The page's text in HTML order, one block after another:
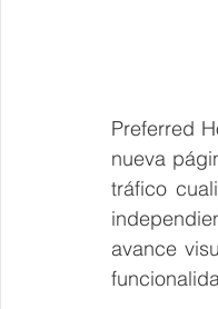
Preferred
nueva
tráfico
avance